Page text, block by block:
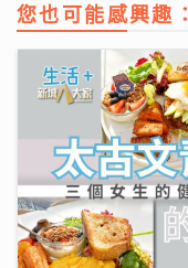
您也可能感興趣：